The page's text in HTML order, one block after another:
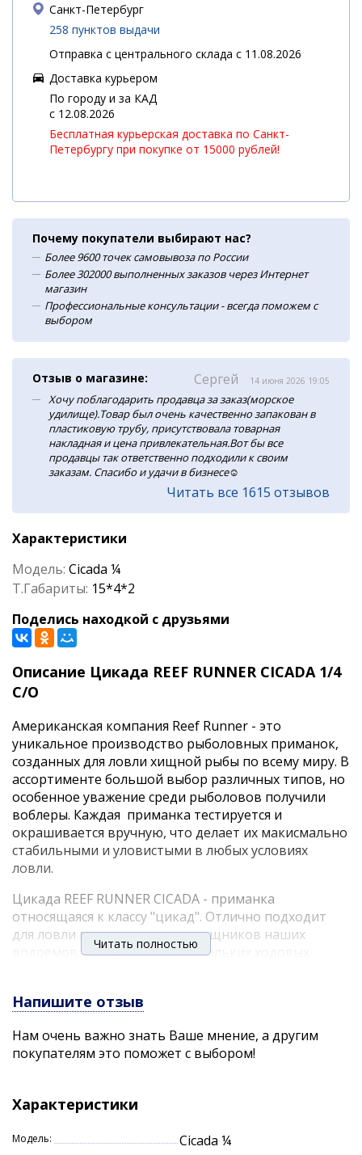
Санкт-Петербург
258 пунктов выдачи
Отправка с центрального склада с 11.08.2026
Доставка курьером
По городу и за КАД
c 12.08.2026
Бесплатная курьерская доставка по Санкт-
Петербургу при покупке от 15000 рублей!
Почему покупатели выбирают нас?
Более 9600 точек самовывоза по России
Более 302000 выполненных заказов через Интернет
магазин
Профессиональные консультации - всегда поможем с
выбором
Отзыв о магазине: Сергей 14 июня 2026 19:05
Хочу поблагодарить продавца за заказ(морское
удилище).Товар был очень качественно запакован в
пластиковую трубу, присутствовала товарная
накладная и цена привлекательная.Вот бы все
продавцы так ответственно подходили к своим
заказам. Спасибо и удачи в бизнесе☺️
Читать все 1615 отзывов
Характеристики
Модель: Cicada ¼
Т.Габариты: 15*4*2
Поделись находкой с друзьями
Описание Цикада REEF RUNNER CICADA 1/4
C/O
Американская компания Reef Runner - это
уникальное производство рыболовных приманок,
созданных для ловли хищной рыбы по всему миру. В
ассортименте большой выбор различных типов, но
особенное уважение среди рыболовов получили
воблеры. Каждая приманка тестируется и
окрашивается вручную, что делает их макисмально
стабильными и уловистыми в любых условиях
ловли.
Цикада REEF RUNNER CICADA - приманка
относящаяся к классу "цикад". Отлично подходит
для ловли практически всех хищников наших
водоемов. Выпускается в нескольких ходовых
дистанция, сила течения). Огромный выбор
рыболова. При проводке REEF RUNNER CICADA
можно использовать различные способы анимации
соблазняют хищника. Еще одной особенностью
использовать и при ловле в отвес, как с лодки, так
Читать полностью
Напишите отзыв
Нам очень важно знать Ваше мнение, а другим
покупателям это поможет с выбором!
Характеристики
Модель: Cicada ¼